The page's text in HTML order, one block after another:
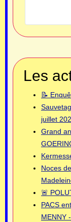
Les
📝
juillet
Grand
Noces
🚨
PACS
MENNY